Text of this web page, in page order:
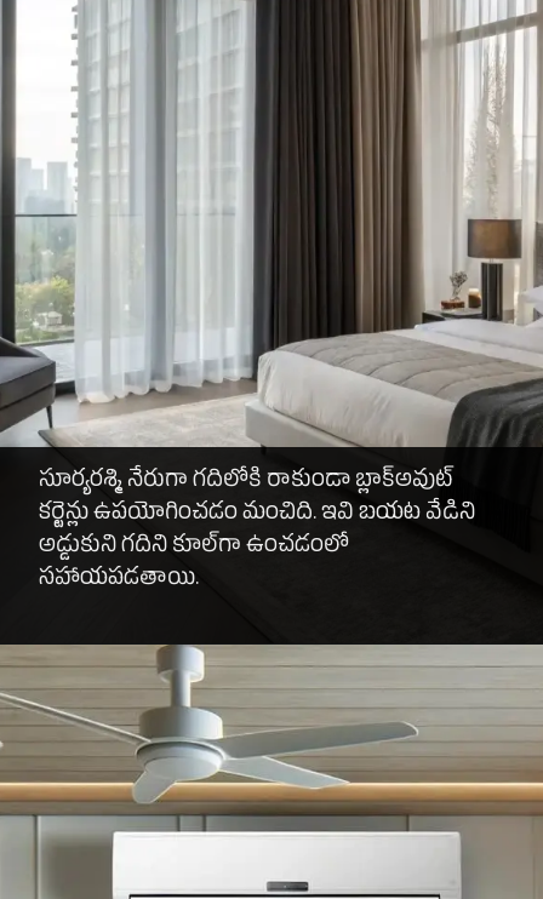
సూర్యరశ్మి నేరుగా గదిలోకి రాకుండా బ్లాక్‌అవుట్
కర్టెన్లు ఉపయోగించడం మంచిది. ఇవి బయట వేడిని
అడ్డుకుని గదిని కూల్‌గా ఉంచడంలో
సహాయపడతాయి.